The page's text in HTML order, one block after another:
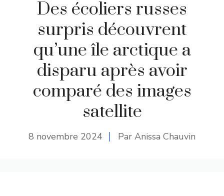
Des écoliers russes
surpris découvrent
qu’une île arctique a
disparu après avoir
comparé des images
satellite
8 novembre 2024 Par Anissa Chauvin